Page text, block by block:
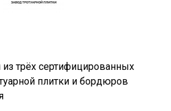
трёх сертифицированных
плитки и бордюров